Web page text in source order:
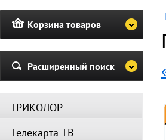
Корзина товаров
Расширенный поиск
ТРИКОЛОР
Телекарта ТВ